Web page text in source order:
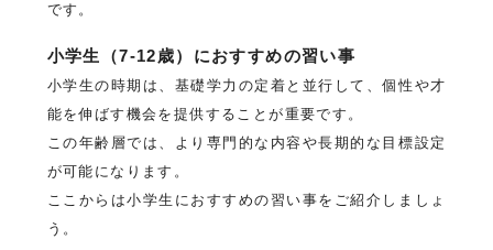
です。
小学生（7-12歳）におすすめの習い事
小学生の時期は、基礎学力の定着と並行して、個性や才
能を伸ばす機会を提供することが重要です。
この年齢層では、より専門的な内容や長期的な目標設定
が可能になります。
ここからは小学生におすすめの習い事をご紹介しましょ
う。